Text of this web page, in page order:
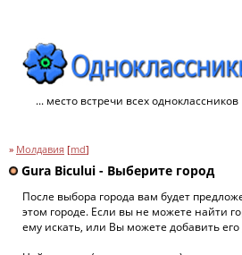
... место встречи всех одноклассников
» Молдавия [md]
Gura Bicului - Выберите город
После выбора города вам будет
этом городе. Если вы не можете найти
ему искать, или Вы можете добавить его